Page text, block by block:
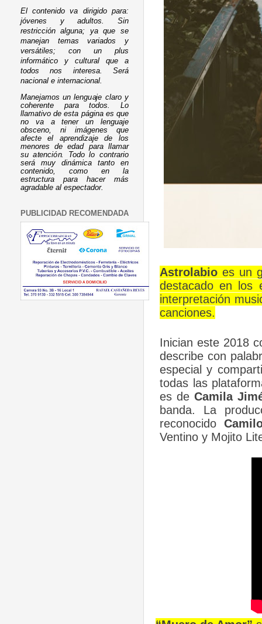
Astrolabioes un
destacado en los
interpretación
canciones.
Inician este 2018
describe con
especial y
todas las
es de Camila
banda. La
reconocido
Ventino y Mojito
El contenido va dirigido para:
jóvenes y adultos. Sin
restricción alguna; ya que se
manejan temas variados y
versátiles; con un plus
informático y cultural que a
todos nos interesa. Será
nacional e internacional.
Manejamos un lenguaje claro y
coherente para todos. Lo
llamativo de esta página es que
no va a tener un lenguaje
obsceno, ni imágenes que
afecte el aprendizaje de los
menores de edad para llamar
su atención. Todo lo contrario
será muy dinámica tanto en
contenido, como en la
estructura para hacer más
agradable al espectador.
PUBLICIDAD RECOMENDADA